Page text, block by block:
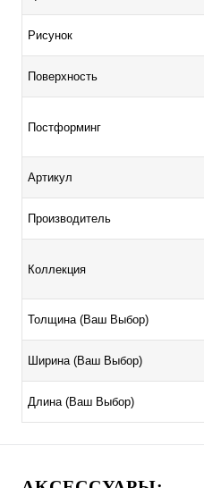
Рисунок
Поверхность
Постформинг
Артикул
Производитель
Коллекция
Толщина (Ваш Выбор)
Ширина (Ваш Выбор)
Длина (Ваш Выбор)